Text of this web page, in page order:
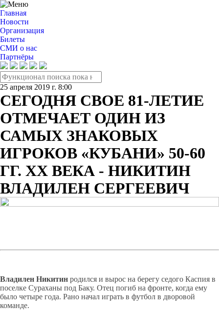
Главная
Новости
Организация
Билеты
СМИ о нас
Партнёры
25 апреля 2019 г. 8:00
СЕГОДНЯ СВОЕ 81-ЛЕТИЕ
ОТМЕЧАЕТ ОДИН ИЗ
САМЫХ ЗНАКОВЫХ
ИГРОКОВ «КУБАНИ» 50-60
ГГ. ХХ ВЕКА - НИКИТИН
ВЛАДИЛЕН СЕРГЕЕВИЧ
Владилен Никитин родился и вырос на берегу седого Каспия в
поселке Сураханы под Баку. Отец погиб на фронте, когда ему
было четыре года. Рано начал играть в футбол в дворовой
команде.